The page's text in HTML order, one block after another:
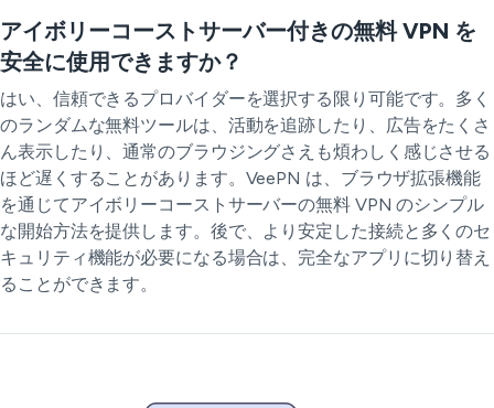
アイボリーコーストサーバー付きの無料 VPN を
安全に使用できますか？
はい、信頼できるプロバイダーを選択する限り可能です。多く
のランダムな無料ツールは、活動を追跡したり、広告をたくさ
ん表示したり、通常のブラウジングさえも煩わしく感じさせる
ほど遅くすることがあります。VeePN は、ブラウザ拡張機能
を通じてアイボリーコーストサーバーの無料 VPN のシンプル
な開始方法を提供します。後で、より安定した接続と多くのセ
キュリティ機能が必要になる場合は、完全なアプリに切り替え
ることができます。